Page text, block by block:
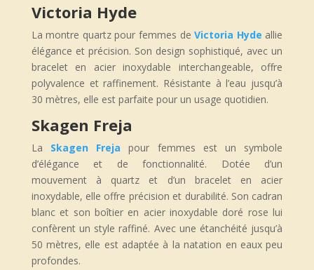
Victoria Hyde
La montre quartz pour femmes deVictoria Hyde allie
élégance et précision. Son design sophistiqué, avec un
bracelet en acier inoxydable interchangeable, offre
polyvalence et raffinement. Résistante à l’eau jusqu’à
30 mètres, elle est parfaite pour un usage quotidien.
Skagen Freja
La Skagen Freja pour femmes est un symbole
d’élégance et de fonctionnalité. Dotée d’un
mouvement à quartz et d’un bracelet en acier
inoxydable, elle offre précision et durabilité. Son cadran
blanc et son boîtier en acier inoxydable doré rose lui
confèrent un style raffiné. Avec une étanchéité jusqu’à
50 mètres, elle est adaptée à la natation en eaux peu
profondes.